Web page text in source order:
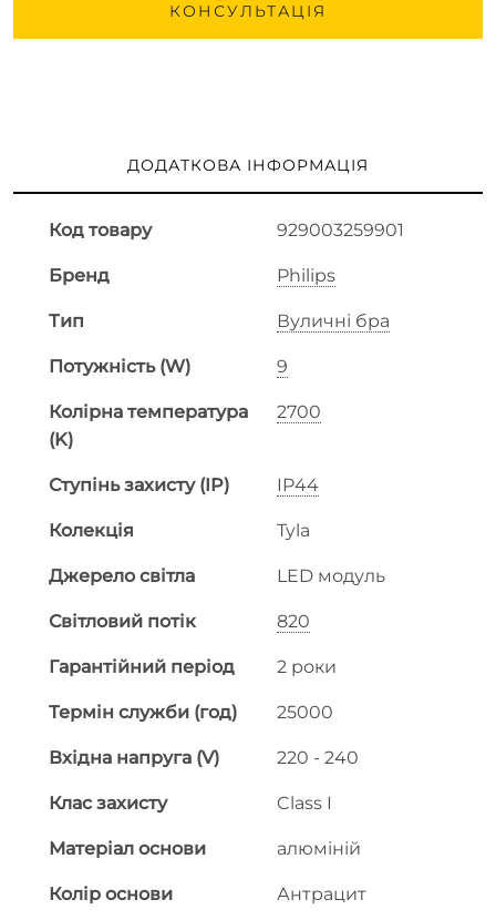
КОНСУЛЬТАЦІЯ
ДОДАТКОВА ІНФОРМАЦІЯ
Код товару 929003259901
Бренд Philips
Тип Вуличні бра
Потужність (W) 9
Колірна температура
(K)
2700
Ступінь захисту (IP) IP44
Колекція Tyla
Джерело світла LED модуль
Світловий потік 820
Гарантійний період 2 роки
Термін служби (год) 25000
Вхідна напруга (V) 220 - 240
Клас захисту Class I
Матеріал основи алюміній
Колір основи Антрацит